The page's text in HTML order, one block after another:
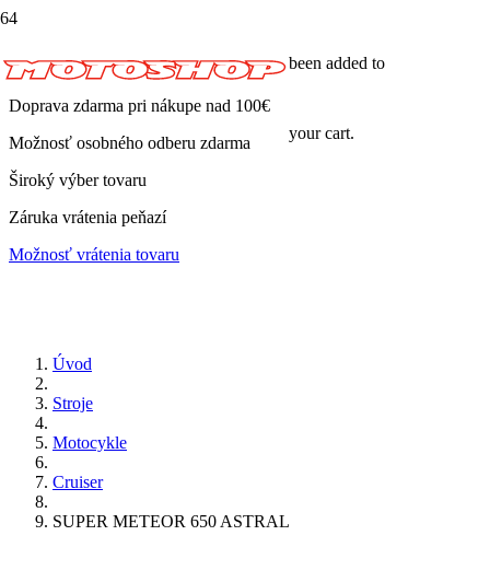
been added to
your cart.
Doprava zdarma pri nákupe nad 100€
Možnosť osobného odberu zdarma
Široký výber tovaru
Záruka vrátenia peňazí
Možnosť vrátenia tovaru
Úvod
Stroje
Motocykle
Cruiser
SUPER METEOR 650 ASTRAL